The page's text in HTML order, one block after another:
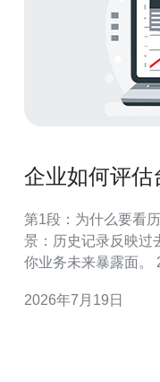
企业如何评估
第1段：为什么要看
景：历史记录反映过
你业务未来暴露面。
采购依据：攻击频率
2026年7月19日